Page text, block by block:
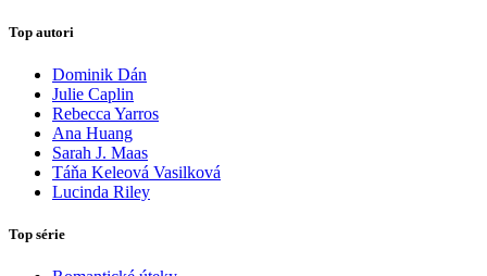
Top autori
Dominik Dán
Julie Caplin
Rebecca Yarros
Ana Huang
Sarah J. Maas
Táňa Keleová Vasilková
Lucinda Riley
Top série